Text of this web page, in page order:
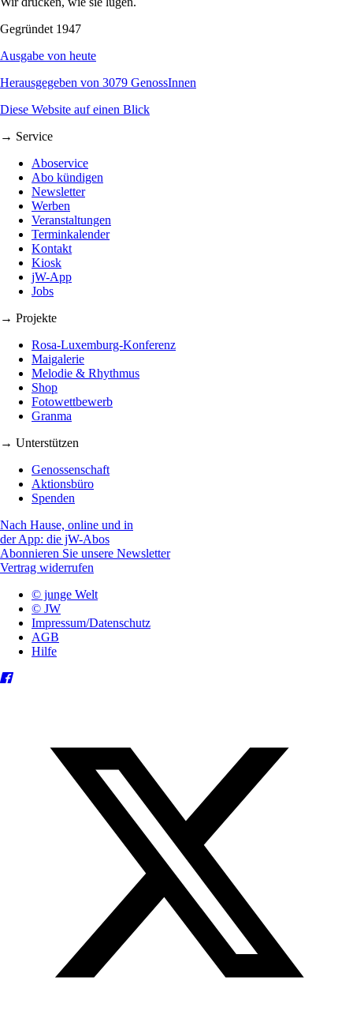
Gegründet 1947
Ausgabe von heute
Herausgegeben von 3079 GenossInnen
Diese Website auf einen Blick
→ Service
Aboservice
Abo kündigen
Newsletter
Werben
Veranstaltungen
Terminkalender
Kontakt
Kiosk
jW-App
Jobs
→ Projekte
Rosa-Luxemburg-Konferenz
Maigalerie
Melodie & Rhythmus
Shop
Fotowettbewerb
Granma
→ Unterstützen
Genossenschaft
Aktionsbüro
Spenden
Nach Hause, online und in
der App: die jW-Abos
Abonnieren Sie unsere Newsletter
Vertrag widerrufen
© junge Welt
© JW
Impressum/Datenschutz
AGB
Hilfe